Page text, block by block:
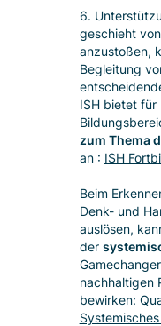
6.
geschieht
anzustoßen,
Begleitung
ISH bietet für
zum Thema
an : ISH
Beim
Denk- und
auslösen,
der
nachhaltigen
bewirken: